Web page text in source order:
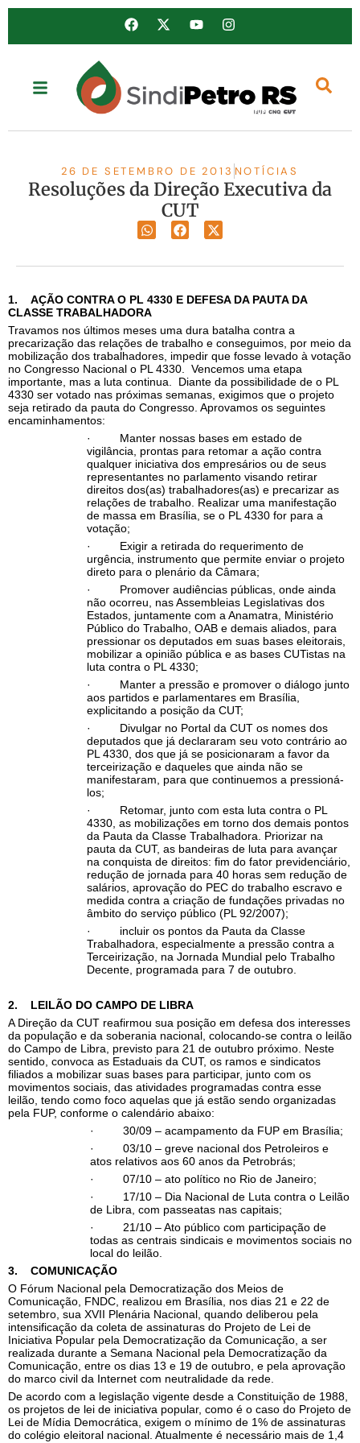
26 DE SETEMBRO DE 2013 NOTÍCIAS
Resoluções da Direção Executiva da
CUT
1.
AÇÃO CONTRA O PL 4330 E DEFESA DA PAUTA DA
CLASSE TRABALHADORA
Travamos nos últimos meses uma dura batalha contra a
precarização das relações de trabalho e conseguimos, por meio da
mobilização dos trabalhadores, impedir que fosse levado à votação
no Congresso Nacional o PL 4330. Vencemos uma etapa
importante, mas a luta continua. Diante da possibilidade de o PL
4330 ser votado nas próximas semanas, exigimos que o projeto
seja retirado da pauta do Congresso. Aprovamos os seguintes
encaminhamentos:
· Manter nossas bases em estado de
vigilância, prontas para retomar a ação contra
qualquer iniciativa dos empresários ou de seus
representantes no parlamento visando retirar
direitos dos(as) trabalhadores(as) e precarizar as
relações de trabalho. Realizar uma manifestação
de massa em Brasília, se o PL 4330 for para a
votação;
· Exigir a retirada do requerimento de
urgência, instrumento que permite enviar o projeto
direto para o plenário da Câmara;
· Promover audiências públicas, onde ainda
não ocorreu, nas Assembleias Legislativas dos
Estados, juntamente com a Anamatra, Ministério
Público do Trabalho, OAB e demais aliados, para
pressionar os deputados em suas bases eleitorais,
mobilizar a opinião pública e as bases CUTistas na
luta contra o PL 4330;
· Manter a pressão e promover o diálogo junto
aos partidos e parlamentares em Brasília,
explicitando a posição da CUT;
· Divulgar no Portal da CUT os nomes dos
deputados que já declararam seu voto contrário ao
PL 4330, dos que já se posicionaram a favor da
terceirização e daqueles que ainda não se
manifestaram, para que continuemos a pressioná-
los;
· Retomar, junto com esta luta contra o PL
4330, as mobilizações em torno dos demais pontos
da Pauta da Classe Trabalhadora. Priorizar na
pauta da CUT, as bandeiras de luta para avançar
na conquista de direitos: fim do fator previdenciário,
redução de jornada para 40 horas sem redução de
salários, aprovação do PEC do trabalho escravo e
medida contra a criação de fundações privadas no
âmbito do serviço público (PL 92/2007);
· incluir os pontos da Pauta da Classe
Trabalhadora, especialmente a pressão contra a
Terceirização, na Jornada Mundial pelo Trabalho
Decente, programada para 7 de outubro.
2.
LEILÃO DO CAMPO DE LIBRA
A Direção da CUT reafirmou sua posição em defesa dos interesses
da população e da soberania nacional, colocando-se contra o leilão
do Campo de Libra, previsto para 21 de outubro próximo. Neste
sentido, convoca as Estaduais da CUT, os ramos e sindicatos
filiados a mobilizar suas bases para participar, junto com os
movimentos sociais, das atividades programadas contra esse
leilão, tendo como foco aquelas que já estão sendo organizadas
pela FUP, conforme o calendário abaixo:
· 30/09 – acampamento da FUP em Brasília;
· 03/10 – greve nacional dos Petroleiros e
atos relativos aos 60 anos da Petrobrás;
· 07/10 – ato político no Rio de Janeiro;
· 17/10 – Dia Nacional de Luta contra o Leilão
de Libra, com passeatas nas capitais;
· 21/10 – Ato público com participação de
todas as centrais sindicais e movimentos sociais no
local do leilão.
3.
COMUNICAÇÃO
O Fórum Nacional pela Democratização dos Meios de
Comunicação, FNDC, realizou em Brasília, nos dias 21 e 22 de
setembro, sua XVII Plenária Nacional, quando deliberou pela
intensificação da coleta de assinaturas do Projeto de Lei de
Iniciativa Popular pela Democratização da Comunicação, a ser
realizada durante a Semana Nacional pela Democratização da
Comunicação, entre os dias 13 e 19 de outubro, e pela aprovação
do marco civil da Internet com neutralidade da rede.
De acordo com a legislação vigente desde a Constituição de 1988,
os projetos de lei de iniciativa popular, como é o caso do Projeto de
Lei de Mídia Democrática, exigem o mínimo de 1% de assinaturas
do colégio eleitoral nacional. Atualmente é necessário mais de 1,4